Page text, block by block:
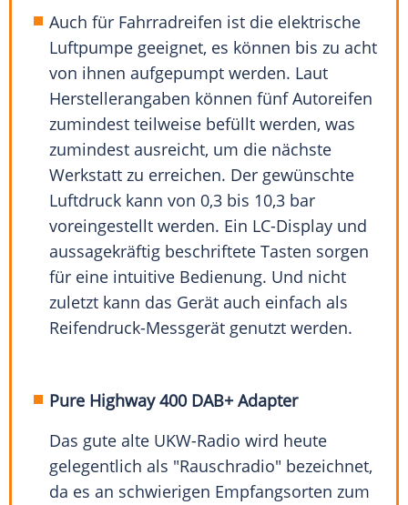
Auch für Fahrradreifen ist die elektrische
Luftpumpe geeignet, es können bis zu acht
von ihnen aufgepumpt werden. Laut
Herstellerangaben können fünf Autoreifen
zumindest teilweise befüllt werden, was
zumindest ausreicht, um die nächste
Werkstatt zu erreichen. Der gewünschte
Luftdruck kann von 0,3 bis 10,3 bar
voreingestellt werden. Ein LC-Display und
aussagekräftig beschriftete Tasten sorgen
für eine intuitive Bedienung. Und nicht
zuletzt kann das Gerät auch einfach als
Reifendruck-Messgerät genutzt werden.
Pure Highway 400 DAB+ Adapter
Das gute alte UKW-Radio wird heute
gelegentlich als "Rauschradio" bezeichnet,
da es an schwierigen Empfangsorten zum